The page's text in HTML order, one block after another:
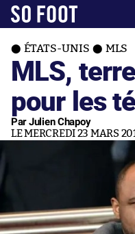
ÉTATS-UNIS MLS
MLS,
pour les
Par Julien Chapoy
LE MERCREDI 23 MARS